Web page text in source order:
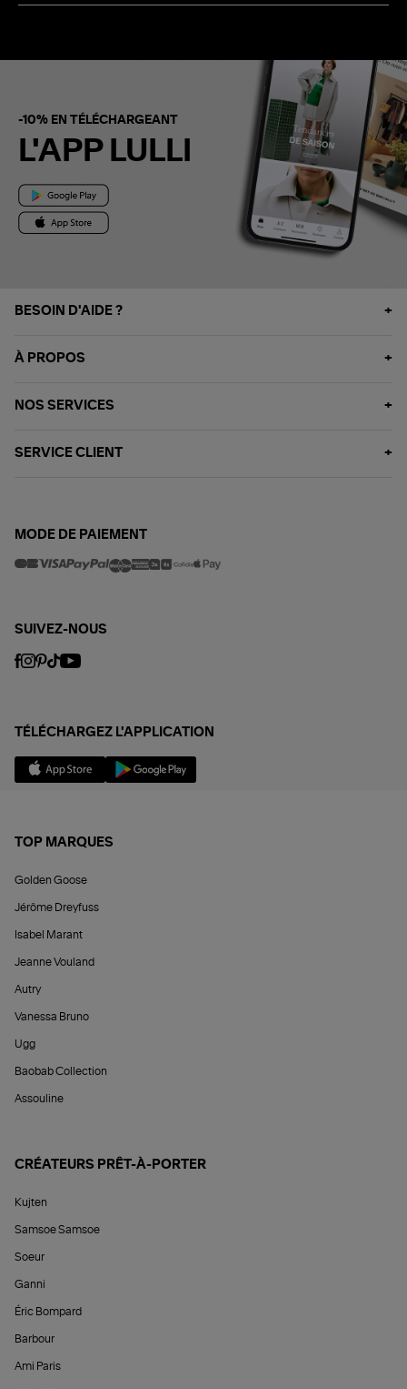
-10% EN TÉLÉCHARGEANT
L'APP LULLI
BESOIN D'AIDE ?
À PROPOS
NOS SERVICES
SERVICE CLIENT
MODE DE PAIEMENT
SUIVEZ-NOUS
TÉLÉCHARGEZ L'APPLICATION
TOP MARQUES
Golden Goose
Jérôme Dreyfuss
Isabel Marant
Jeanne Vouland
Autry
Vanessa Bruno
Ugg
Baobab Collection
Assouline
CRÉATEURS PRÊT-À-PORTER
Kujten
Samsoe Samsoe
Soeur
Ganni
Éric Bompard
Barbour
Ami Paris